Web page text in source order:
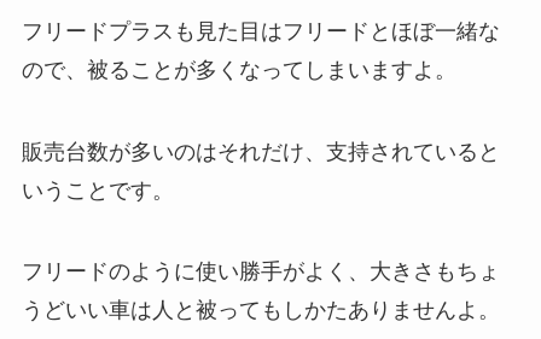
フリードプラスも見た目はフリードとほぼ一緒な
ので、被ることが多くなってしまいますよ。
販売台数が多いのはそれだけ、支持されていると
いうことです。
フリードのように使い勝手がよく、大きさもちょ
うどいい車は人と被ってもしかたありませんよ。